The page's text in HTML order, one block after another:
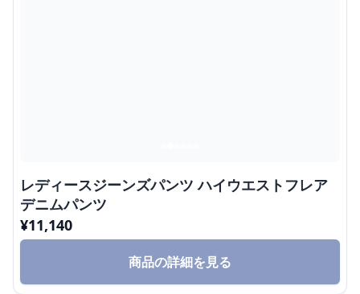
レディースジーンズパンツ ハイウエストフレア
デニムパンツ
¥11,140
商品の詳細を見る